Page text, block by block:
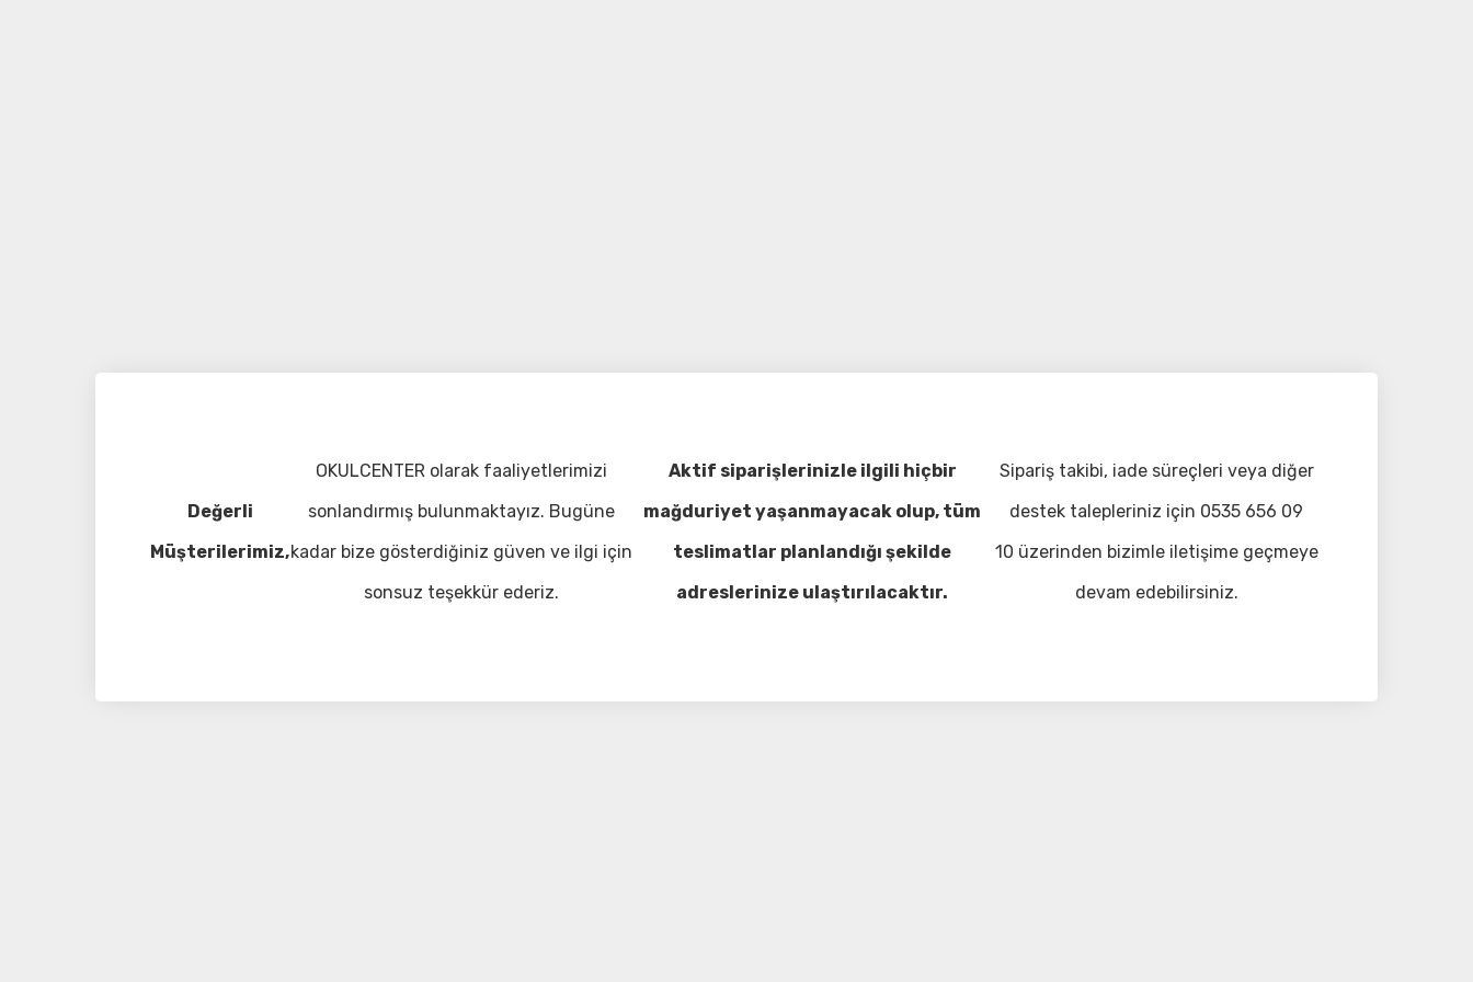
Değerli
Müşterilerimiz,
OKULCENTER olarak faaliyetlerimizi
sonlandırmış bulunmaktayız. Bugüne
kadar bize gösterdiğiniz güven ve ilgi için
sonsuz teşekkür ederiz.
Aktif siparişlerinizle ilgili hiçbir
mağduriyet yaşanmayacak olup, tüm
teslimatlar planlandığı şekilde
adreslerinize ulaştırılacaktır.
Sipariş takibi, iade süreçleri veya diğer
destek talepleriniz için 0535 656 09
10 üzerinden bizimle iletişime geçmeye
devam edebilirsiniz.